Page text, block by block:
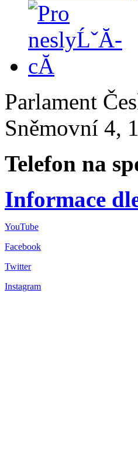
Parlament
Sněmovní 4,
Telefon na
Informace
YouTube
Facebook
Twitter
Instagram